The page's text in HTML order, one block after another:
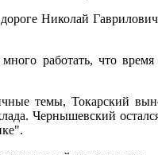
Николай
работать, что
темы, Токарский
Чернышевский